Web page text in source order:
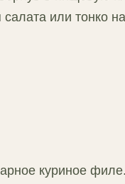
или тонко
куриное филе.